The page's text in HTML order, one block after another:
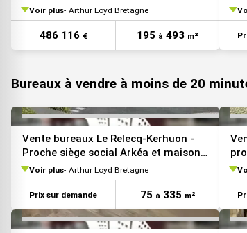
Voir plus Arthur Loyd Bretagne
486 116 € 195 à 493 m²
Bureaux à vendre à moins de 20
VOIR TOUTES
Vente bureaux Le Relecq-Kerhuon -
Proche siège social Arkéa et maison
médicale
Voir plus Arthur Loyd Bretagne
Prix sur demande 75 à335 m²
VOIR TOUTES
VOIR TOUTES